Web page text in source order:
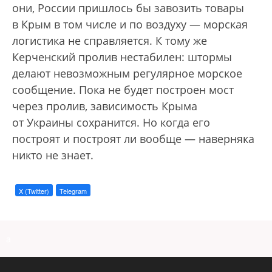
они, России пришлось бы завозить товары
в Крым в том числе и по воздуху — морская
логистика не справляется. К тому же
Керченский пролив нестабилен: штормы
делают невозможным регулярное морское
сообщение. Пока не будет построен мост
через пролив, зависимость Крыма
от Украины сохранится. Но когда его
построят и построят ли вообще — наверняка
никто не знает.
X (Twitter) Telegram